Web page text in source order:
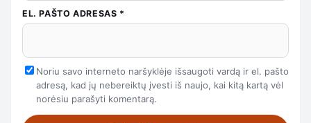
EL. PAŠTO ADRESAS *
Noriu savo interneto naršyklėje išsaugoti vardą ir el. pašto
adresą, kad jų nebereiktų įvesti iš naujo, kai kitą kartą vėl
norėsiu parašyti komentarą.